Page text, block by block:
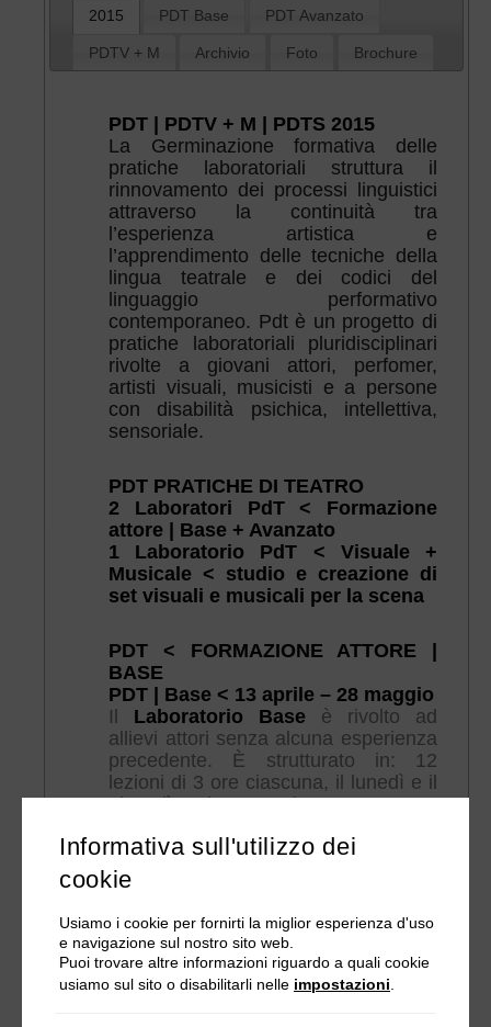
2015 PDT Base PDT Avanzato
PDTV + M Archivio Foto Brochure
PDT | PDTV + M | PDTS 2015
La Germinazione formativa delle
pratiche laboratoriali struttura il
rinnovamento dei processi linguistici
attraverso la continuità tra
l’esperienza artistica e
l’apprendimento delle tecniche della
lingua teatrale e dei codici del
linguaggio performativo
contemporaneo. Pdt è un progetto di
pratiche laboratoriali pluridisciplinari
rivolte a giovani attori, perfomer,
artisti visuali, musicisti e a persone
con disabilità psichica, intellettiva,
sensoriale.
PDT PRATICHE DI TEATRO
2 Laboratori PdT < Formazione
attore | Base + Avanzato
1 Laboratorio PdT < Visuale +
Musicale < studio e creazione di
set visuali e musicali per la scena
PDT < FORMAZIONE ATTORE |
BASE
PDT | Base < 13 aprile – 28 maggio
Il Laboratorio Base è rivolto ad
allievi attori senza alcuna esperienza
precedente. È strutturato in: 12
lezioni di 3 ore ciascuna, il lunedì e il
giovedì in orario 19.30 –
della grammatica corporea,
elaborazione del verbo fisico,
tecniche del dialogo spazio-corpo,
partiture gestuali attive e passive,
respirazione, vocalizzazione,
articolazione e modulazione del moto
vocale, fonìe corporali e architetture
Informativa sull'utilizzo dei
cookie
Usiamo i cookie per fornirti la miglior esperienza d'uso
e navigazione sul nostro sito web.
Puoi trovare altre informazioni riguardo a quali cookie
usiamo sul sito o disabilitarli nelle impostazioni